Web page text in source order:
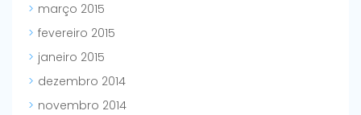
março 2015
fevereiro 2015
janeiro 2015
dezembro 2014
novembro 2014